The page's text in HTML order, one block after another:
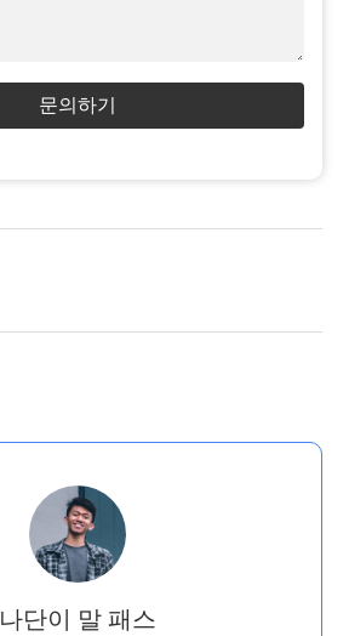
문의하기
나단이 말 패스